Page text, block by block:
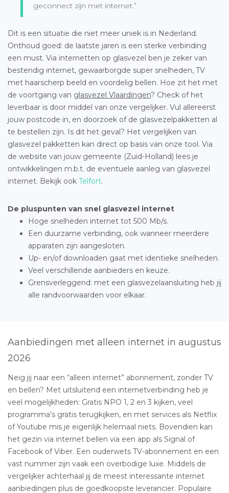
geconnect zijn met internet.”
Dit is een situatie die niet meer uniek is in Nederland.
Onthoud goed: de laatste jaren is een sterke verbinding
een must. Via internetten op glasvezel ben je zeker van
bestendig internet, gewaarborgde super snelheden, TV
met haarscherp beeld en voordelig bellen. Hoe zit het met
de voortgang van glasvezel Vlaardingen? Check of het
leverbaar is door middel van onze vergelijker. Vul allereerst
jouw postcode in, en doorzoek of de glasvezelpakketten al
te bestellen zijn. Is dit het geval? Het vergelijken van
glasvezel pakketten kan direct op basis van onze tool. Via
de website van jouw gemeente (Zuid-Holland) lees je
ontwikkelingen m.b.t. de eventuele aanleg van glasvezel
internet. Bekijk ook Telfort.
De pluspunten van snel glasvezel internet
Hoge snelheden internet tot 500 Mb/s.
Een duurzame verbinding, ook wanneer meerdere
apparaten zijn aangesloten.
Up- en/of downloaden gaat met identieke snelheden.
Veel verschillende aanbieders en keuze.
Grensverleggend: met een glasvezelaansluiting heb jij
alle randvoorwaarden voor elkaar.
Aanbiedingen met alleen internet in augustus
2026
Neig jij naar een “alleen internet” abonnement, zonder TV
en bellen? Met uitsluitend een internetverbinding heb je
veel mogelijkheden: Gratis NPO 1, 2 en 3 kijken, veel
programma’s gratis terugkijken, en met services als Netflix
of Youtube mis je eigenlijk helemaal niets. Bovendien kan
het gezin via internet bellen via een app als Signal of
Facebook of Viber. Een ouderwets TV-abonnement en een
vast nummer zijn vaak een overbodige luxe. Middels de
vergelijker achterhaal jij de meest interessante internet
aanbiedingen plus de goedkoopste leverancier. Populaire